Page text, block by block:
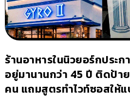
ร้านอาหารในนิวยอร์กประ
อยู่มานานกว่า 45 ปี ติดป้
คน แถมสูตรทำไวท์ซอสให้